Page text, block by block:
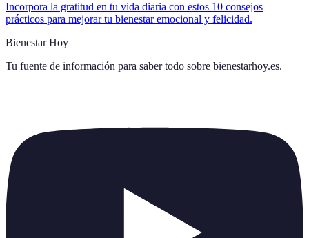
Incorpora la gratitud en tu vida diaria con estos 10 consejos
prácticos para mejorar tu bienestar emocional y felicidad.
Bienestar Hoy
Tu fuente de información para saber todo sobre bienestarhoy.es.